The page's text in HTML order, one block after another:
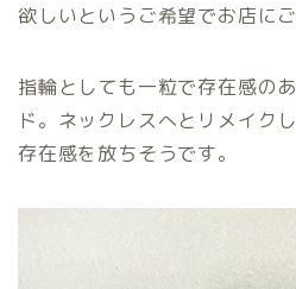
欲しいというご希望でお店に
指輪としても一粒で存在感の
ド。ネックレスへとリメイク
存在感を放ちそうです。